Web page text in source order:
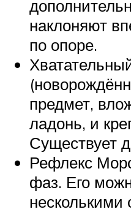
наклоняют
по опоре.
предмет,
ладонь, и
Существует
Рефлекс
фаз. Его
несколькими